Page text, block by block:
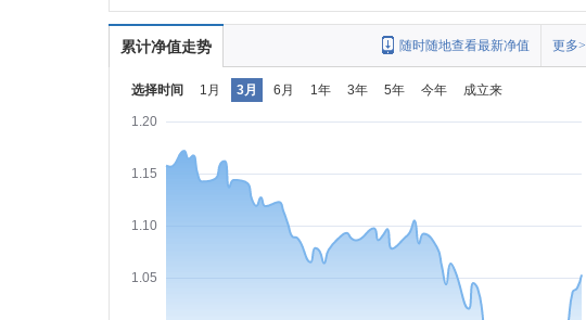
累计净值走势 更多>
随时随地查看最新净值
选择时间 1月 3月 6月 1年 3年 5年 今年 成立来
1.05
1.10
1.15
1.20